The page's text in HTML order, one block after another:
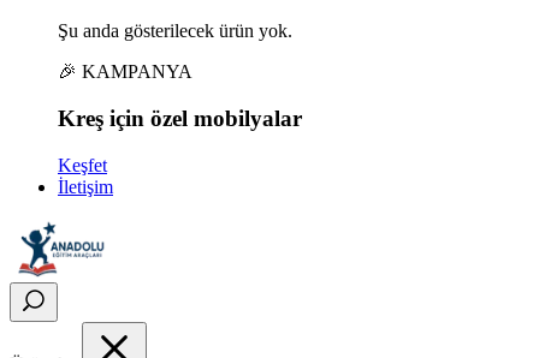
Şu anda gösterilecek ürün yok.
🎉 KAMPANYA
Kreş için özel mobilyalar
Keşfet
İletişim